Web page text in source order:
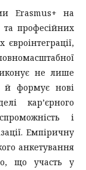
Erasmus+ на
та професійних
не лише
й формує нові
кар’єрного
і
Емпіричну
анкетування
що участь у